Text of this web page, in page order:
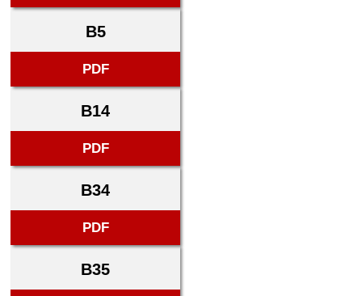
B5
PDF
B14
PDF
B34
PDF
B35